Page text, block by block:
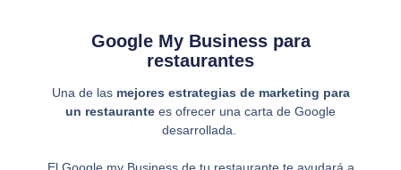
Google My Business para
restaurantes
Una de las mejores estrategias de marketing para
un restaurante es ofrecer una carta de Google
desarrollada.